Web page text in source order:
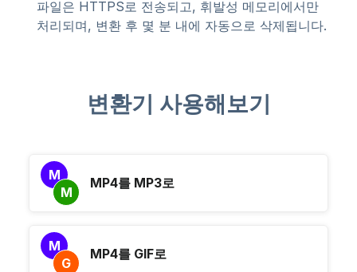
파일은 HTTPS로 전송되고, 휘발성 메모리에서만
처리되며, 변환 후 몇 분 내에 자동으로 삭제됩니다.
변환기 사용해보기
M
M
MP4를 MP3로
M
G
MP4를 GIF로